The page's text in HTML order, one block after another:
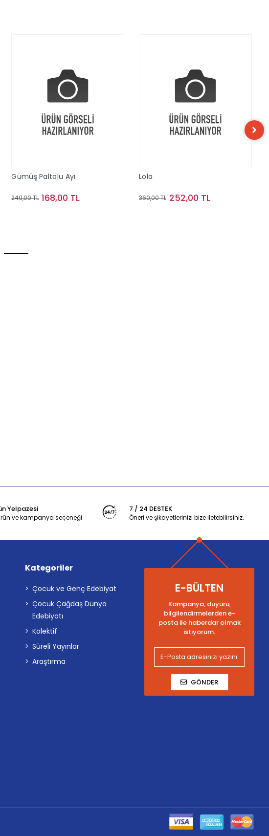
Gümüş Paltolu Ayı
240,00 TL 168,00 TL
Lola
360,00 TL 252,00 TL
Yelpazesi
ve kampanya seçeneği
7 / 24 DESTEK
Öneri ve şikayetlerinizi bize iletebilirsiniz.
Kategoriler
Çocuk ve Genç Edebiyat
Çocuk Çağdaş Dünya
Edebiyatı
Kolektif
Süreli Yayınlar
Araştırma
E-BÜLTEN
Kampanya, duyuru,
bilgilendirmelerden e-
posta ile haberdar olmak
istiyorum.
GÖNDER